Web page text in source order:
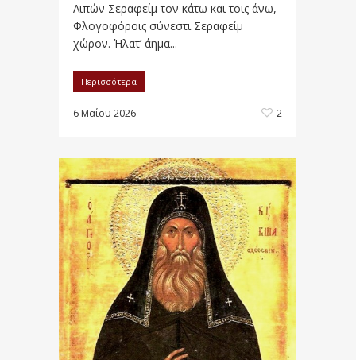
Λιπών Σεραφείμ τον κάτω και τοις άνω,
Φλογοφόροις σύνεστι Σεραφείμ
χώρον. Ήλατ’ άημα...
Περισσότερα
6 Μαΐου 2026 2